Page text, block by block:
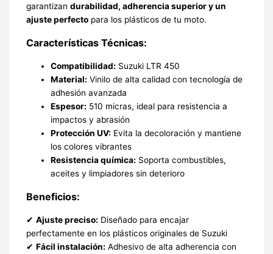
garantizan durabilidad, adherencia superior y un
ajuste perfectopara los plásticos de tu moto.
Características Técnicas:
Compatibilidad: Suzuki LTR 450
Material: Vinilo de alta calidad con tecnología de
adhesión avanzada
Espesor: 510 micras, ideal para resistencia a
impactos y abrasión
Protección UV: Evita la decoloración y mantiene
los colores vibrantes
Resistencia química: Soporta combustibles,
aceites y limpiadores sin deterioro
Beneficios:
✔ Ajuste preciso: Diseñado para encajar
perfectamente en los plásticos originales de Suzuki
✔ Fácil instalación: Adhesivo de alta adherencia con